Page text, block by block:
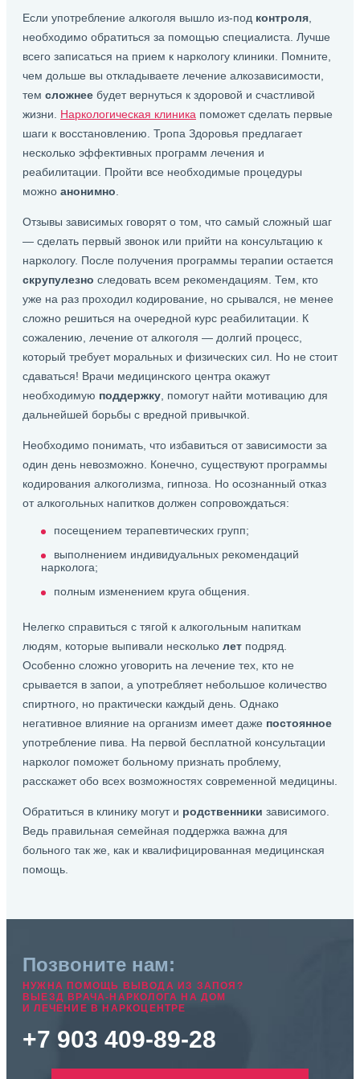
Если употребление алкоголя вышло из-под контроля
необходимо обратиться за помощью специалиста. Лучше
всего записаться на прием к наркологу клиники. Помните,
чем дольше вы откладываете лечение алкозависимости,
тем сложнее будет вернуться к здоровой и счастливой
жизни. Наркологическая клиника поможет сделать первые
шаги к восстановлению. Тропа Здоровья предлагает
несколько эффективных программ лечения и
реабилитации. Пройти все необходимые процедуры
можно анонимно
Отзывы зависимых говорят о том, что самый сложный шаг
— сделать первый звонок или прийти на консультацию к
наркологу. После получения программы терапии остается
скрупулезно следовать всем рекомендациям. Тем, кто
уже на раз проходил кодирование, но срывался, не менее
сложно решиться на очередной курс реабилитации. К
сожалению, лечение от алкоголя — долгий процесс,
который требует моральных и физических сил. Но не стоит
сдаваться! Врачи медицинского центра окажут
необходимую поддержку , помогут найти мотивацию для
дальнейшей борьбы с вредной привычкой.
Необходимо понимать, что избавиться от зависимости за
один день невозможно. Конечно, существуют программы
кодирования алкоголизма, гипноза. Но осознанный отказ
от алкогольных напитков должен сопровождаться:
посещением терапевтических групп;
выполнением индивидуальных рекомендаций
нарколога;
полным изменением круга общения.
Нелегко справиться с тягой к алкогольным напиткам
людям, которые выпивали несколько лет подряд.
Особенно сложно уговорить на лечение тех, кто не
срывается в запои, а употребляет небольшое количество
спиртного, но практически каждый день. Однако
негативное влияние на организм имеет даже постоянное
употребление пива. На первой бесплатной консультации
нарколог поможет больному признать проблему,
расскажет обо всех возможностях современной медицины.
Обратиться в клинику могут и родственники зависимого.
Ведь правильная семейная поддержка важна для
больного так же, как и квалифицированная медицинская
помощь.
Позвоните нам:
НУЖНА ПОМОЩЬ ВЫВОДА ИЗ ЗАПОЯ?
ВЫЕЗД ВРАЧА-НАРКОЛОГА НА ДОМ
И ЛЕЧЕНИЕ В НАРКОЦЕНТРЕ
+7 903 409-89-28